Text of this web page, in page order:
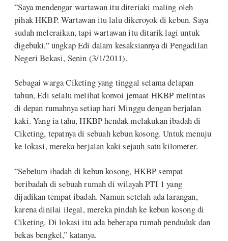
”Saya mendengar wartawan itu diteriaki maling oleh
pihak HKBP. Wartawan itu lalu dikeroyok di kebun. Saya
sudah meleraikan, tapi wartawan itu ditarik lagi untuk
digebuki,” ungkap Edi dalam kesaksiannya di Pengadilan
Negeri Bekasi, Senin (3/1/2011).
Sebagai warga Ciketing yang tinggal selama delapan
tahun, Edi selalu melihat konvoi jemaat HKBP melintas
di depan rumahnya setiap hari Minggu dengan berjalan
kaki. Yang ia tahu, HKBP hendak melakukan ibadah di
Ciketing, tepatnya di sebuah kebun kosong. Untuk menuju
ke lokasi, mereka berjalan kaki sejauh satu kilometer.
”Sebelum ibadah di kebun kosong, HKBP sempat
beribadah di sebuah rumah di wilayah PTI 1 yang
dijadikan tempat ibadah. Namun setelah ada larangan,
karena dinilai ilegal, mereka pindah ke kebun kosong di
Ciketing. Di lokasi itu ada beberapa rumah penduduk dan
bekas bengkel,” katanya.